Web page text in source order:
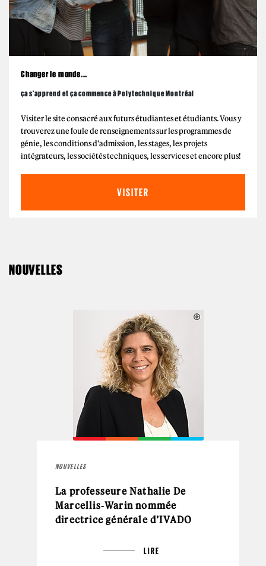
Changer le monde...
ça s'apprend et ça commence à Polytechnique Montréal
Visiter le site consacré aux futurs étudiantes et étudiants. Vous y
trouverez une foule de renseignements sur les programmes de
génie, les conditions d'admission, les stages, les projets
intégrateurs, les sociétés techniques, les services et encore plus!
VISITER
NOUVELLES
NOUVELLES
La professeure Nathalie De
Marcellis‑Warin nommée
directrice générale d’IVADO
LIRE